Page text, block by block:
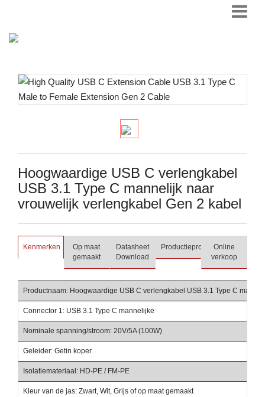
Hoogwaardige USB C verlengkabel
USB 3.1 Type C mannelijk naar
vrouwelijk verlengkabel Gen 2 kabel
Kenmerken
Op maat
gemaakt
Datasheet
Download
Productieproces Online
verkoop
Productnaam: Hoogwaardige USB C verlengkabel USB 3.1 Type C
Connector 1: USB 3.1 Type C mannelijke
Nominale spanning/stroom: 20V/5A (100W)
Geleider: Getin koper
Isolatiemateriaal: HD-PE / FM-PE
Kleur van de jas: Zwart, Wit, Grijs of op maat gemaakt